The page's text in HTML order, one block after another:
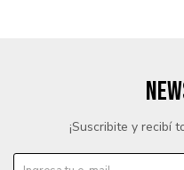
¡Suscribite y recibí